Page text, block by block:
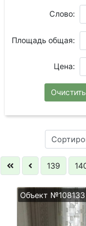
Слово:
Площадь общая:
Цена:
Очистить
139
Объект №108133